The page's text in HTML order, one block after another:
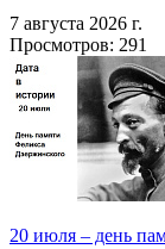
7 августа 2026 г.
Просмотров: 291
20 июля – день